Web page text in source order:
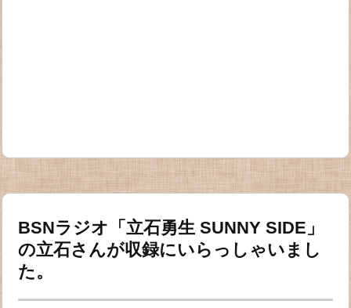
BSNラジオ「立石勇生 SUNNY SIDE」
の立石さんが収録にいらっしゃいまし
た。